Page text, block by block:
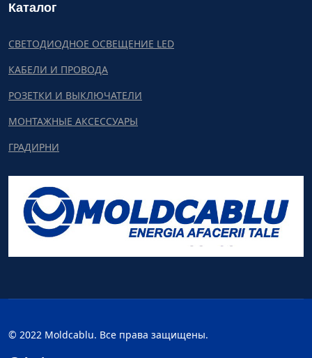
Каталог
СВЕТОДИОДНОЕ ОСВЕЩЕНИЕ LED
КАБЕЛИ И ПРОВОДА
РОЗЕТКИ И ВЫКЛЮЧАТЕЛИ
МОНТАЖНЫЕ АКСЕССУАРЫ
ГРАДИРНИ
© 2022 Moldcablu. Все права защищены.